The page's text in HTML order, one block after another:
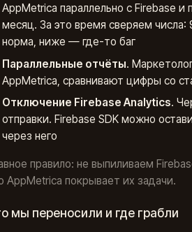
AppMetrica параллельно с Firebase
месяц. За это время сверяем
норма, ниже — где-то баг
Параллельные отчёты.
AppMetrica, сравнивают цифры со
Отключение Firebase Analytics.
отправки. Firebase SDK можно
через него
правило: не выпиливаем
AppMetrica покрывает их задачи.
мы переносили и где грабли